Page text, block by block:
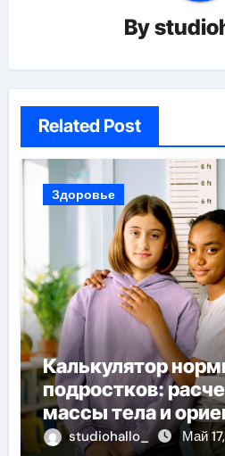
By
Related Post
Здоровье
Калькулятор
подростков:
массы тела и
возрасту, росту и
studiohallo_ Май